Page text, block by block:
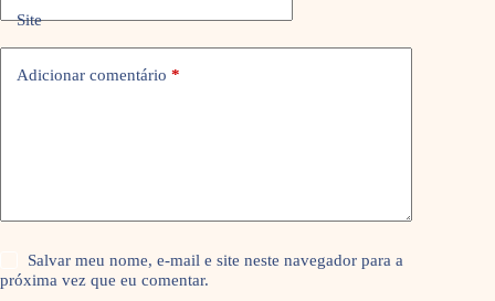
Site
Adicionar comentário *
Salvar meu nome, e-mail e site neste navegador para a
próxima vez que eu comentar.